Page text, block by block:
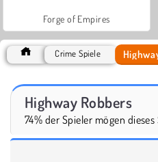
Forge of Empires
Crime Spiele
Highway Robbers
74% der Spieler mögen dieses